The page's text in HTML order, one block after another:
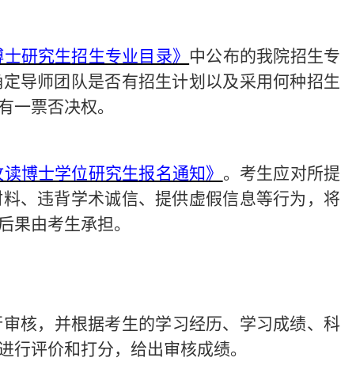
研究生招生专业目录》 中公布的我院招生专
导师团队是否有招生计划 以及采用何种招生
一票否决权。
博士学位研究生报名通知》 。 考生应对所提
、违背学术诚信、提供虚假信息等行为，将
果由考生承担。
核，并根据考生的学习经历、学习成绩、科
行评价和打分， 给出审核成绩。